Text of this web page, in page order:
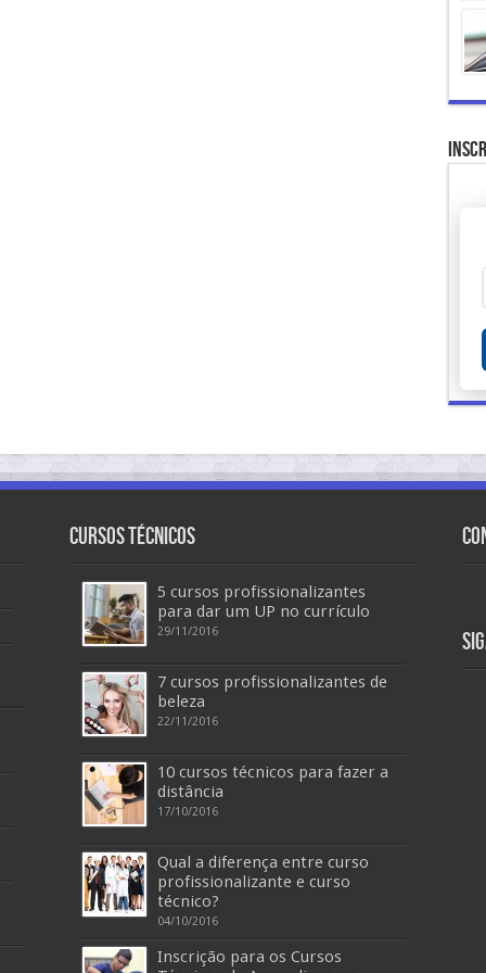
Cursos Técnicos
5 cursos profissionalizantes
para dar um UP no currículo
29/11/2016
7 cursos profissionalizantes de
beleza
22/11/2016
10 cursos técnicos para fazer a
distância
17/10/2016
Qual a diferença entre curso
profissionalizante e curso
técnico?
04/10/2016
Inscrição para os Cursos